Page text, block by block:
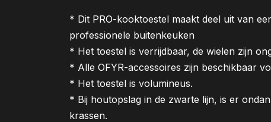
* Dit PRO-kooktoestel maakt deel uit van
professionele buitenkeuken
* Het toestel is verrijdbaar, de wielen zijn
* Alle OFYR-accessoires zijn beschikbaar
* Het toestel is volumineus.
* Bij houtopslag in de zwarte lijn, is er
krassen.